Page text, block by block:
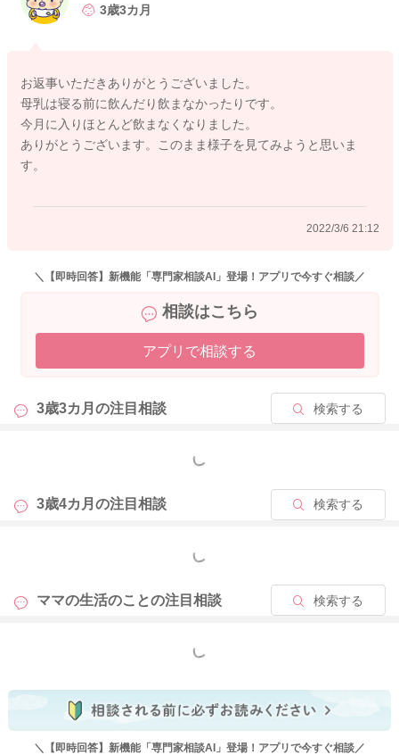
3歳3カ月
お返事いただきありがとうございました。
母乳は寝る前に飲んだり飲まなかったりです。
今月に入りほとんど飲まなくなりました。
ありがとうございます。このまま様子を見てみようと思いま
す。
2022/3/6 21:12
＼【即時回答】新機能「専門家相談AI」登場！アプリで今すぐ相談／
相談はこちら
アプリで相談する
3歳3カ月の注目相談 検索する
もっと見る
3歳4カ月の注目相談 検索する
もっと見る
ママの生活のことの注目相談 検索する
もっと見る
＼【即時回答】新機能「専門家相談AI」登場！アプリで今すぐ相談／